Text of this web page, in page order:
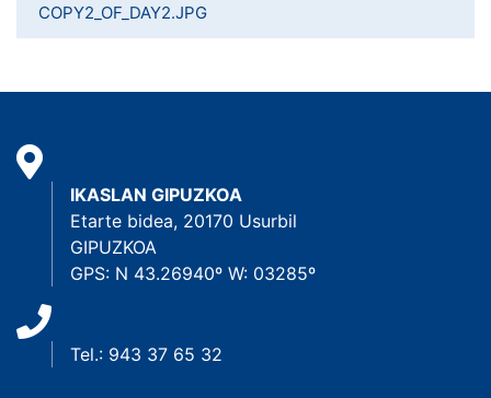
COPY2_OF_DAY2.JPG
IKASLAN GIPUZKOA
Etarte bidea, 20170 Usurbil
GIPUZKOA
GPS: N 43.26940º W: 03285º
Tel.: 943 37 65 32